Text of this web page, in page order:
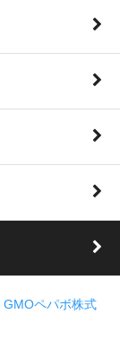
GMOペパボ株式